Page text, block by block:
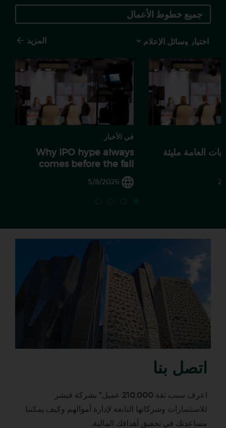
جميع خطوط الأعمال
Media
Choice
المزيد
العامة مليئة
في الأخبار
Why IPO hype always
comes before the fall
5/8/2026
اتصل بنا
اعرف سبب ثقة 210,000 عميل* بشركة فيشر
للاستثمارات وشركاتها التابعة لإدارة أموالهم وكيف يمكننا
مساعدتك في تحقيق أهدافك المالية.